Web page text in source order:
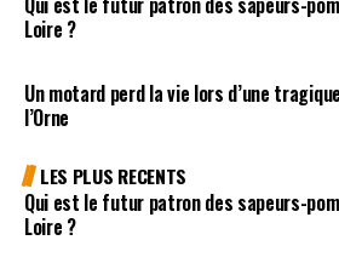
Loire ?
Un motard perd la vie lors d’une
l’Orne
LES PLUS RECENTS
Qui est le futur patron des sapeurs-
Loire ?